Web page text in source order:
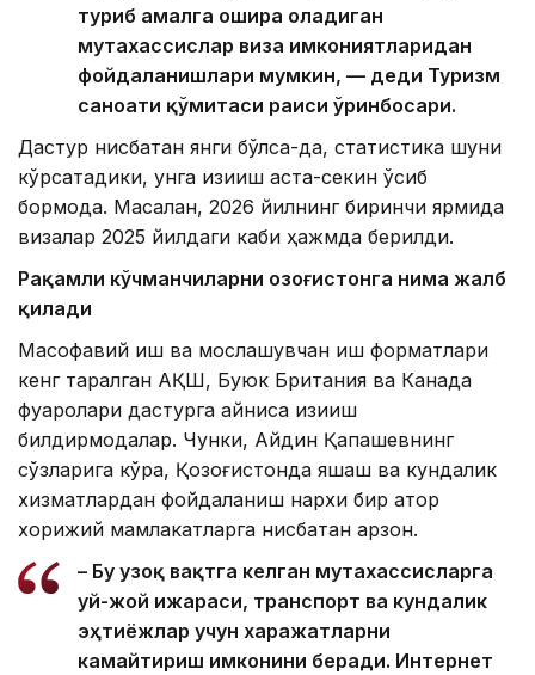
туриб амалга ошира оладиган
мутахассислар виза имкониятларидан
фойдаланишлари мумкин, — деди Туризм
саноати қўмитаси раиси ўринбосари.
Дастур нисбатан янги бўлса-да, статистика шуни
кўрсатадики, унга қизиқиш аста-секин ўсиб
бормоқда. Масалан, 2026 йилнинг биринчи ярмида
визалар 2025 йилдаги каби ҳажмда берилди.
Рақамли кўчманчиларни Қозоғистонга нима жалб
қилади
Масофавий иш ва мослашувчан иш форматлари
кенг тарқалган АҚШ, Буюк Британия ва Канада
фуқаролари дастурга айниқса қизиқиш
билдирмоқдалар. Чунки, Айдин Қапашевнинг
сўзларига кўра, Қозоғистонда яшаш ва кундалик
хизматлардан фойдаланиш нархи бир қатор
хорижий мамлакатларга нисбатан арзон.
– Бу узоқ вақтга келган мутахассисларга
уй-жой ижараси, транспорт ва кундалик
эҳтиёжлар учун харажатларни
камайтириш имконини беради. Интернет